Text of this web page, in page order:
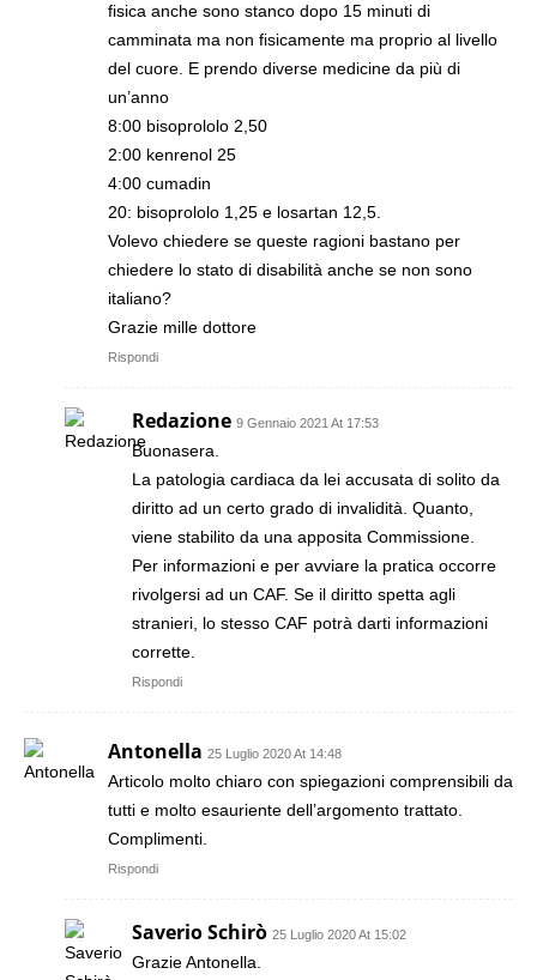
fisica anche sono stanco dopo 15 minuti di
camminata ma non fisicamente ma proprio al livello
del cuore. E prendo diverse medicine da più di
un’anno
8:00 bisoprololo 2,50
2:00 kenrenol 25
4:00 cumadin
20: bisoprololo 1,25 e losartan 12,5.
Volevo chiedere se queste ragioni bastano per
chiedere lo stato di disabilità anche se non sono
italiano?
Grazie mille dottore
Rispondi
Redazione 9 Gennaio 2021 At 17:53
Buonasera.
La patologia cardiaca da lei accusata di solito da
diritto ad un certo grado di invalidità. Quanto,
viene stabilito da una apposita Commissione.
Per informazioni e per avviare la pratica occorre
rivolgersi ad un CAF. Se il diritto spetta agli
stranieri, lo stesso CAF potrà darti informazioni
corrette.
Rispondi
Antonella 25 Luglio 2020 At 14:48
Articolo molto chiaro con spiegazioni comprensibili da
tutti e molto esauriente dell’argomento trattato.
Complimenti.
Rispondi
Saverio Schirò 25 Luglio 2020 At 15:02
Grazie Antonella.